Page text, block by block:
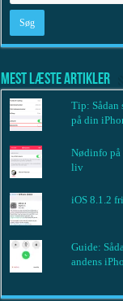
Mest læste artikler
Tip: Sådan
på din
Nødinfo på
liv
iOS 8.1.2
Guide:
andens